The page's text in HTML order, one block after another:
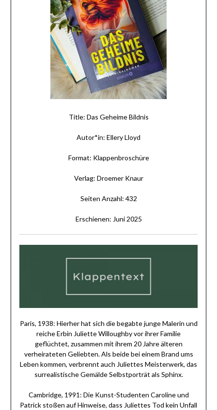
Title: Das Geheime Bildnis
Autor*in: Ellery Lloyd
Format: Klappenbroschüre
Verlag: Droemer Knaur
Seiten Anzahl: 432
Erschienen: Juni 2025
Paris, 1938: Hierher hat sich die begabte junge Malerin und
reiche Erbin Juliette Willoughby vor ihrer Familie
geflüchtet, zusammen mit ihrem 20 Jahre älteren
verheirateten Geliebten. Als beide bei einem Brand ums
Leben kommen, verbrennt auch Juliettes Meisterwerk, das
surrealistische Gemälde Selbstporträt als Sphinx.
Cambridge, 1991: Die Kunst-Studenten Caroline und
Patrick stoßen auf Hinweise, dass Juliettes Tod kein Unfall